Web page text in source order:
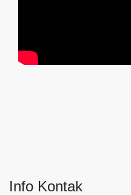
Info Kontak